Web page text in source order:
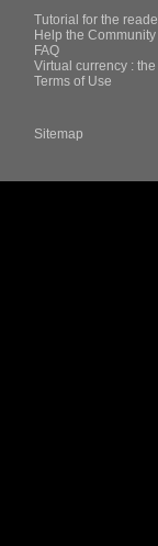
Tutorial for the
Help the
FAQ
Virtual currency :
Terms of Use
Sitemap